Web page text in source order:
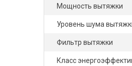
Мощность вытяжки
Уровень шума
Фильтр вытяжки
Класс